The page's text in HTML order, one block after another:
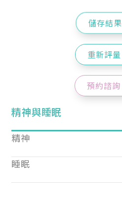
儲存結果
重新評量
預約諮詢
精神與睡眠
精神
睡眠